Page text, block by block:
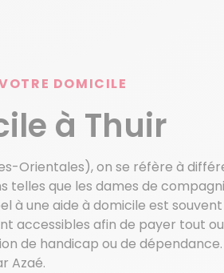
DOMICILE
à Thuir
Orientales), on se réfère à
que les dames de
à une aide à domicile est
accessibles afin de payer tout
de handicap ou de
Azaé.